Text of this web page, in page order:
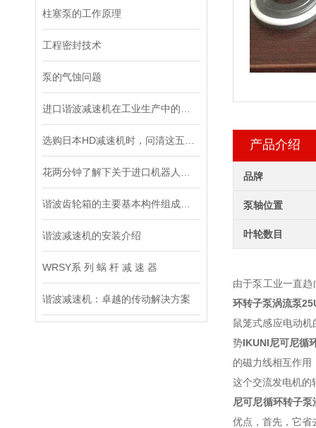
柱塞泵的工作原理
工程密封技术
泵的气蚀问题
谐波减速机的安装介绍
WRSY系 列 蜗 杆 减 速 器
谐波减速机：卓越的传动解决方案
产品介绍
品牌
泵轴位置
叶轮数目
由于泵工业一直
环转子泵涡流泵
鼠笼式感应电动
势IKUNI尼可尼循
的磁力线相互作用
这个交流发电机的
尼可尼循环转子泵
优点，首先，它省